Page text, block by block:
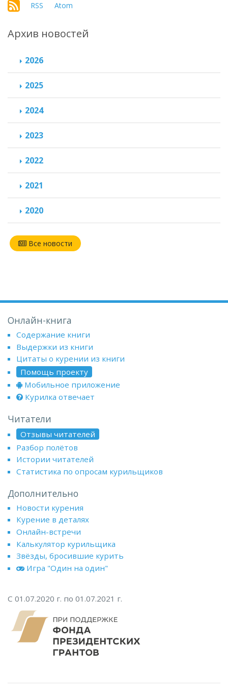
RSS Atom
Архив новостей
2026
2025
2024
2023
2022
2021
2020
Все новости
Онлайн-книга
Содержание книги
Выдержки из книги
Цитаты о курении из книги
Помощь проекту
Мобильное приложение
Курилка отвечает
Читатели
Отзывы читателей
Разбор полётов
Истории читателей
Статистика по опросам курильщиков
Дополнительно
Новости курения
Курение в деталях
Онлайн-встречи
Калькулятор курильщика
Звёзды, бросившие курить
Игра "Один на один"
С 01.07.2020 г. по 01.07.2021 г.